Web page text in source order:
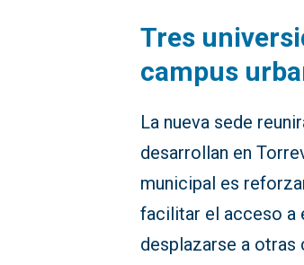
Tres
campus
La nueva sede
desarrollan en
municipal es
facilitar el acceso a
desplazarse a otras